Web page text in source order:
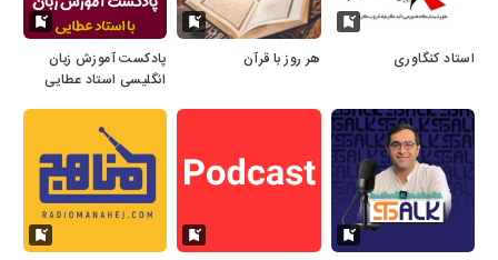
استاد کنگاوری هر روز با قرآن
پادکست آموزش زبان
انگلیسی استاد عطایی